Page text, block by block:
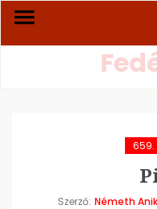
659.
Szerző: Németh